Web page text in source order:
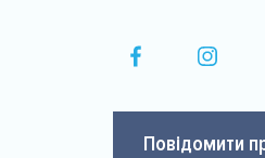
Повідомити